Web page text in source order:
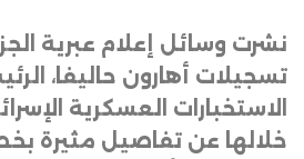
نشرت وسائل إعلام عبرية
تسجيلات أهارون حاليفا،
الاستخبارات العسكرية
خلالها عن تفاصيل مثيرة